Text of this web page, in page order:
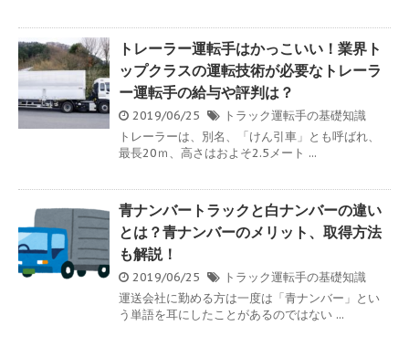
トレーラー運転手はかっこいい！業界ト
ップクラスの運転技術が必要なトレーラ
ー運転手の給与や評判は？
2019/06/25
トラック運転手の基礎知識
トレーラーは、別名、「けん引車」とも呼ばれ、
最長20ｍ、高さはおよそ2.5メート ...
青ナンバートラックと白ナンバーの違い
とは？青ナンバーのメリット、取得方法
も解説！
2019/06/25
トラック運転手の基礎知識
運送会社に勤める方は一度は「青ナンバー」とい
う単語を耳にしたことがあるのではない ...